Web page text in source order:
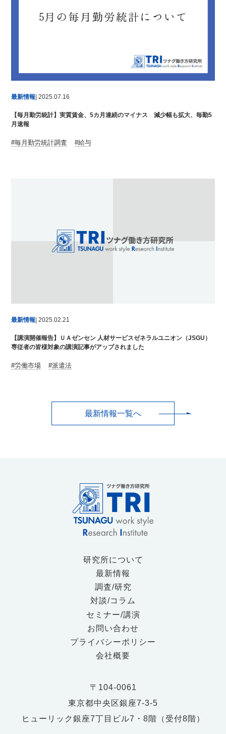
最新情報 | 2025.07.16
【毎月勤労統計】実質賃金、5カ月連続のマイナス 減少幅も拡大、毎勤5
月速報
毎月勤労統計調査 給与
最新情報 | 2025.02.21
【講演開催報告】ＵＡゼンセン 人材サービスゼネラルユニオン（JSGU）
専従者の皆様対象の講演記事がアップされました
労働市場 派遣法
最新情報一覧へ
研究所について
最新情報
調査/研究
対談/コラム
セミナー/講演
お問い合わせ
プライバシーポリシー
会社概要
〒104-0061
東京都中央区銀座7-3-5
ヒューリック銀座7丁目ビル7・8階（受付8階）